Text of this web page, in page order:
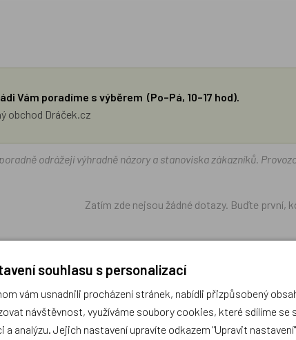
Vám poradíme s výběrem (Po–Pá, 10–17 hod).
obchod Dráček.cz
odrážejí výhradně názory a stanoviska zákazníků.
Zatím zde nejsou žádné dotazy. Buďte první,
souhlasu s personalizací
vám usnadnili procházení stránek, nabídli přizpůsobený
návštěvnost, využíváme soubory cookies, které sdílíme se
a analýzu. Jejich nastavení upravíte odkazem "Upravit